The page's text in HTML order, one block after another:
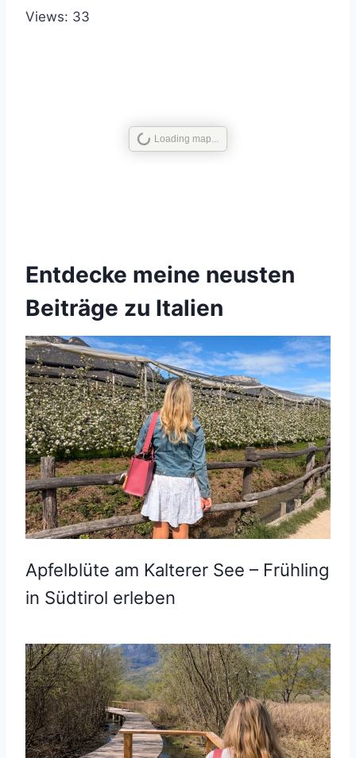
Views: 33
Entdecke meine neusten
Beiträge zu Italien
Apfelblüte am Kalterer See – Frühling
in Südtirol erleben